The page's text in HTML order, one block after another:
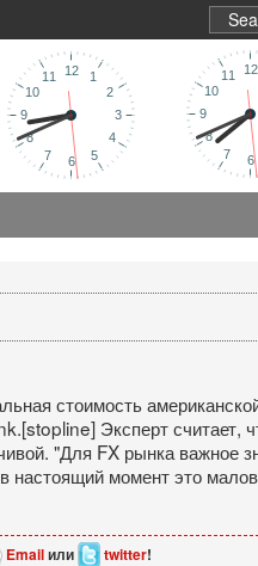
стоимость
Эксперт считает,
"Для FX рынка важное
момент это
Emailили twitter!